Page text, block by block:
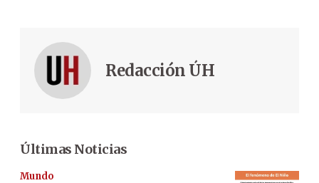
Redacción ÚH
Últimas Noticias
Mundo